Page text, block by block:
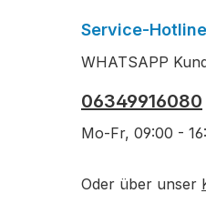
Service-Hotline
WHATSAPP
06349916080
Mo-Fr, 09:00 -
Oder über unser